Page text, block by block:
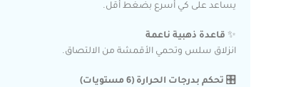
يساعد على كي أسرع بضغط أقل.
✨ قاعدة ذهبية ناعمة
انزلاق سلس وتحمي الأقمشة من الالتصاق.
🎛️ تحكم بدرجات الحرارة (6 مستويات)